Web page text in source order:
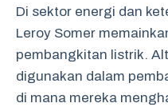
Di sektor energi dan
Leroy Somer
pembangkitan listrik.
digunakan dalam
di mana mereka